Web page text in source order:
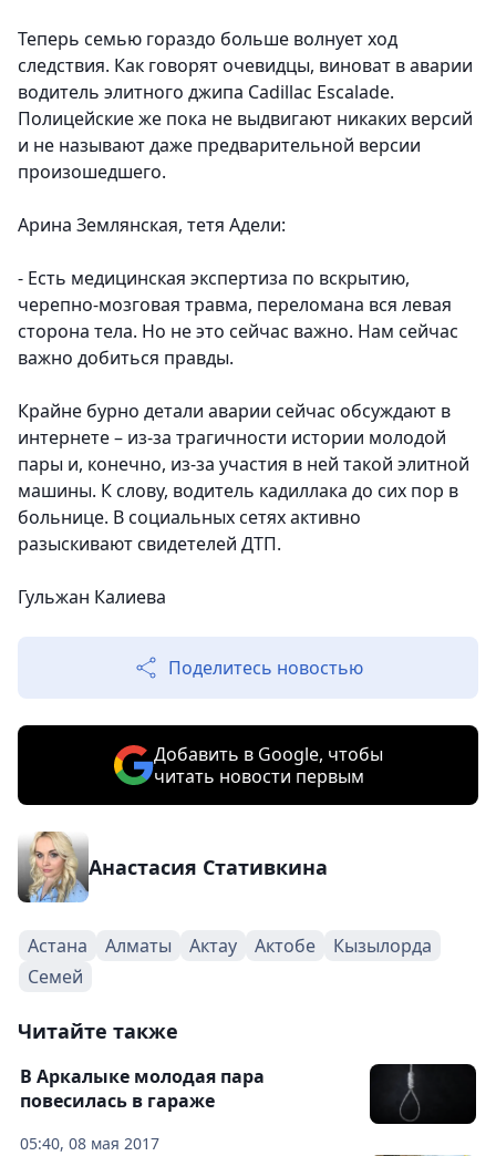
Теперь семью гораздо больше волнует ход
следствия. Как говорят очевидцы, виноват в аварии
водитель элитного джипа Cadillac Escalade.
Полицейские же пока не выдвигают никаких версий
и не называют даже предварительной версии
произошедшего.
Арина Землянская, тетя Адели:
- Есть медицинская экспертиза по вскрытию,
черепно-мозговая травма, переломана вся левая
сторона тела. Но не это сейчас важно. Нам сейчас
важно добиться правды.
Крайне бурно детали аварии сейчас обсуждают в
интернете – из-за трагичности истории молодой
пары и, конечно, из-за участия в ней такой элитной
машины. К слову, водитель кадиллака до сих пор в
больнице. В социальных сетях активно
разыскивают свидетелей ДТП.
Гульжан Калиева
Поделитесь новостью
Добавить в Google, чтобы
читать новости первым
Анастасия Стативкина
Астана Алматы Актау Актобе
Кызылорда
Семей
Читайте также
05:40, 08 мая 2017
В Аркалыке молодая пара
повесилась в гараже